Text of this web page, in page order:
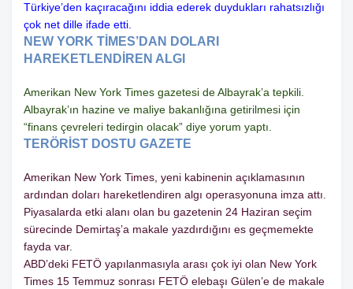
Türkiye’den kaçıracağını iddia ederek duydukları rahatsızlığı
çok net dille ifade etti.
NEW YORK TİMES’DAN DOLARI
HAREKETLENDİREN ALGI
Amerikan New York Times gazetesi de Albayrak’a tepkili.
Albayrak’ın hazine ve maliye bakanlığına getirilmesi için
“finans çevreleri tedirgin olacak” diye yorum yaptı.
TERÖRİST DOSTU GAZETE
Amerikan New York Times, yeni kabinenin açıklamasının
ardından doları hareketlendiren algı operasyonuna imza attı.
Piyasalarda etki alanı olan bu gazetenin 24 Haziran seçim
sürecinde Demirtaş’a makale yazdırdığını es geçmemekte
fayda var.
ABD’deki FETÖ yapılanmasıyla arası çok iyi olan New York
Times 15 Temmuz sonrası FETÖ elebaşı Gülen’e de makale